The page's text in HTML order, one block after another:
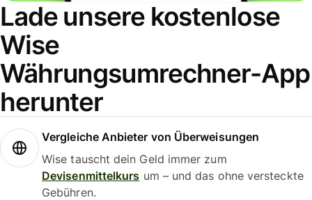
Lade unsere kostenlose
Wise
Währungsumrechner-App
herunter
Vergleiche Anbieter von Überweisungen
Wise tauscht dein Geld immer zum
Devisenmittelkurs um – und das ohne versteckte
Gebühren.